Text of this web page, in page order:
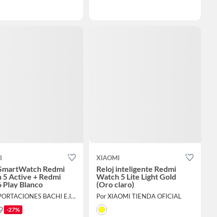
Redmi
5 Active + Redmi
Play Blanco
Por IMPORTACIONES BACHI E.I.R.L.
-27%
XIAOMI
Reloj inteligente Redmi
Watch 5 Lite Light Gold
(Oro claro)
Por XIAOMI TIENDA OFICIAL